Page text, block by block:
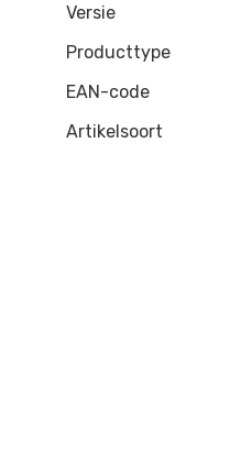
Versie
Producttype
EAN-code
Artikelsoort